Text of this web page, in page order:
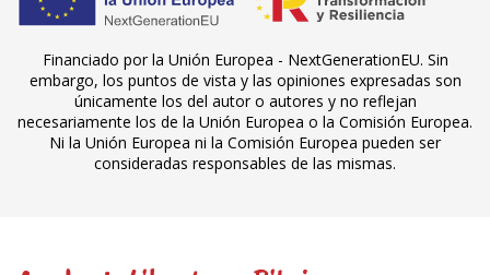
Financiado por la Unión Europea - NextGenerationEU. Sin
embargo, los puntos de vista y las opiniones expresadas son
únicamente los del autor o autores y no reflejan
necesariamente los de la Unión Europea o la Comisión Europea.
Ni la Unión Europea ni la Comisión Europea pueden ser
consideradas responsables de las mismas.